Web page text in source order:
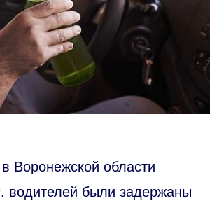
Воронежской области
водителей были задержаны